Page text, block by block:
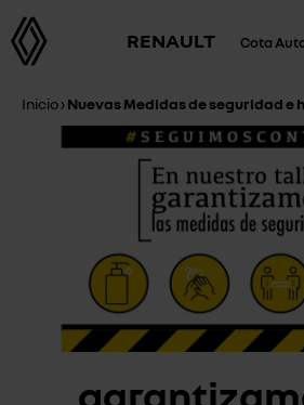
RENAULT Cota
Inicio›Nuevas Medidas de seguridad e